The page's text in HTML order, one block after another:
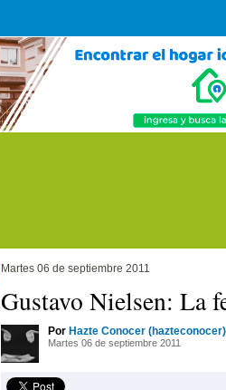
Martes 06 de septiembre 2011
Gustavo Nielsen: La
Por Hazte Conocer (hazteconocer)
Martes 06 de septiembre 2011